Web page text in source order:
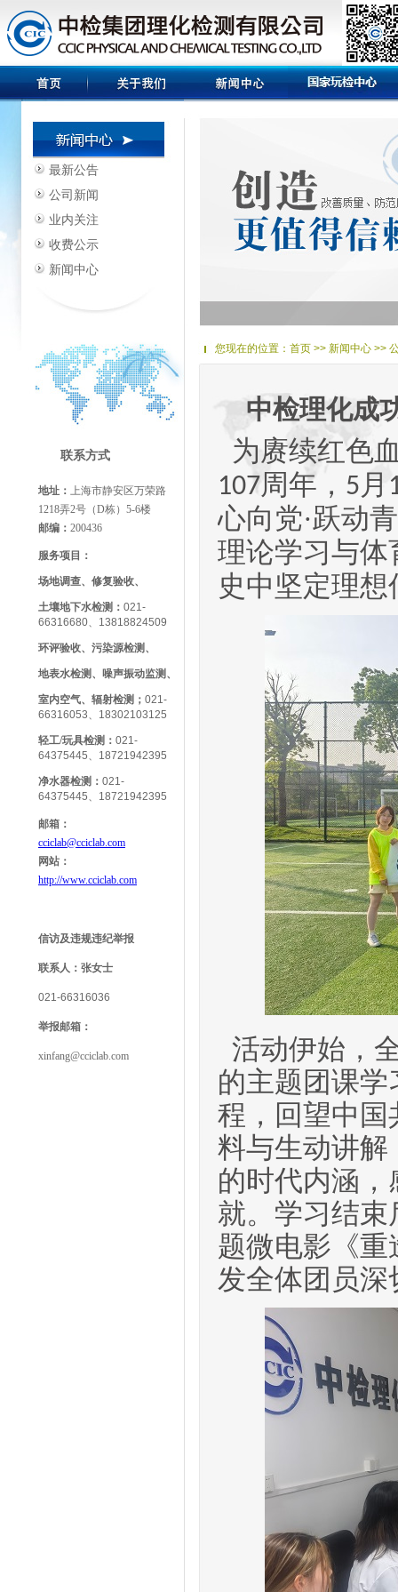
最新公告
公司新闻
业内关注
收费公示
新闻中心
联系方式
地址： 上海市静安区万荣路
1218弄2号（D栋）5-6楼
邮编： 200436
服务项目：
场地调查、修复验收、
土壤地下水检测： 021-
66316680、13818824509
环评验收、污染源检测、
地表水检测、噪声振动监测、
室内空气、辐射检测； 021-
66316053、18302103125
轻工/玩具检测 ： 021-
64375445、18721942395
净水器检测： 021-
64375445、18721942395
邮箱：
cciclab@cciclab.com
网站：
http://www.cciclab.com
信访及违规违纪举报
联系人： 张女士
021-66316036
举报邮箱：
xinfang@cciclab.com
您现在的位置： 首页 >> 新闻中心 >>
中检理化成
为赓续红色
107周年， 5 月
心向党·跃动
理论学习与体
史中坚定理
活动伊始，
的主题团课
程，回望中国
料与生动讲解
的时代内涵
就。 学习结束
题微电影《
发全体团员深